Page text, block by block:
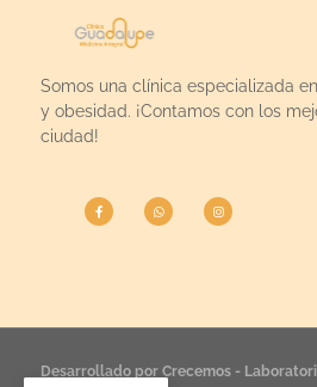
Somos una clínica especializada
y obesidad. ¡Contamos con los
ciudad!
Desarrollado por Crecemos -